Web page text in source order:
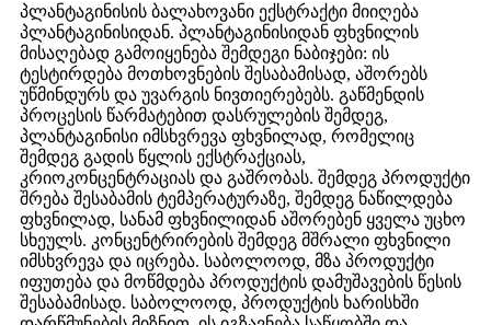
პლანტაგინისის ბალახოვანი ექსტრაქტი მიიღება
პლანტაგინისიდან. პლანტაგინისიდან ფხვნილის
მისაღებად გამოიყენება შემდეგი ნაბიჯები: ის
ტესტირდება მოთხოვნების შესაბამისად, აშორებს
უწმინდურს და უვარგის ნივთიერებებს. გაწმენდის
პროცესის წარმატებით დასრულების შემდეგ,
პლანტაგინისი იმსხვრევა ფხვნილად, რომელიც
შემდეგ გადის წყლის ექსტრაქციას,
კრიოკონცენტრაციას და გაშრობას. შემდეგ პროდუქტი
შრება შესაბამის ტემპერატურაზე, შემდეგ ნაწილდება
ფხვნილად, სანამ ფხვნილიდან აშორებენ ყველა უცხო
სხეულს. კონცენტრირების შემდეგ მშრალი ფხვნილი
იმსხვრევა და იცრება. საბოლოოდ, მზა პროდუქტი
იფუთება და მოწმდება პროდუქტის დამუშავების წესის
შესაბამისად. საბოლოოდ, პროდუქტის ხარისხში